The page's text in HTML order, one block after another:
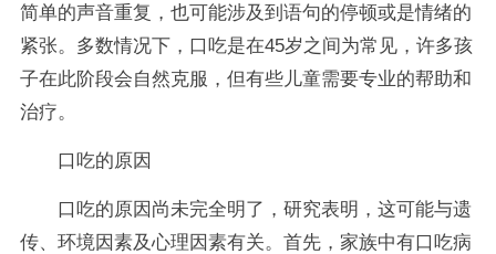
简单的声音重复，也可能涉及到语句的停顿或是情绪的
紧张。多数情况下，口吃是在45岁之间为常见，许多孩
子在此阶段会自然克服，但有些儿童需要专业的帮助和
治疗。
口吃的原因
口吃的原因尚未完全明了，研究表明，这可能与遗
传、环境因素及心理因素有关。首先，家族中有口吃病